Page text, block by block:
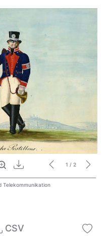
Vollbild Download 1 / 2
Telekommunikation
CSV